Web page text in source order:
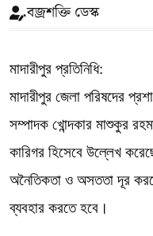
বজ্রশক্তি ডেস্ক
মাদারীপুর প্রতিনিধি:
মাদারীপুর জেলা পরিষদের
সম্পাদক খোন্দকার মাশুকুর
কারিগর হিসেবে উল্লেখ
অনৈতিকতা ও অসততা দূর
ব্যবহার করতে হবে।